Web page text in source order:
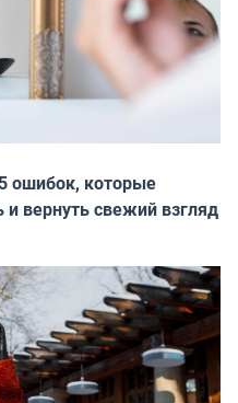
ошибок, которые
вернуть свежий взгляд